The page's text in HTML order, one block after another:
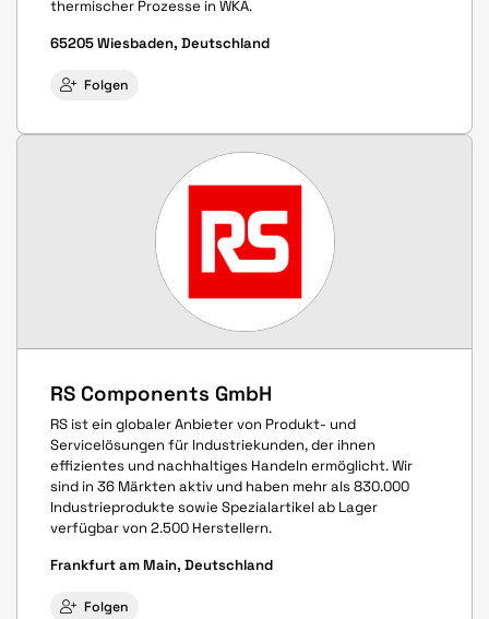
thermischer Prozesse in WKA.
65205 Wiesbaden, Deutschland
Folgen
RS Components GmbH
RS ist ein globaler Anbieter von Produkt- und
Servicelösungen für Industriekunden, der ihnen
effizientes und nachhaltiges Handeln ermöglicht. Wir
sind in 36 Märkten aktiv und haben mehr als 830.000
Industrieprodukte sowie Spezialartikel ab Lager
verfügbar von 2.500 Herstellern.
Frankfurt am Main, Deutschland
Folgen